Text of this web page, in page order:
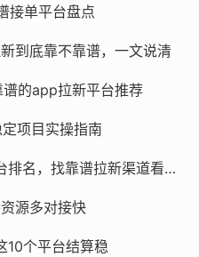
接单平台盘点
到底靠不靠谱，一文说清
的app拉新平台推荐
项目实操指南
2025年地推十大推广app平台排名，找靠谱拉新渠道看这篇
源多对接快
个平台结算稳